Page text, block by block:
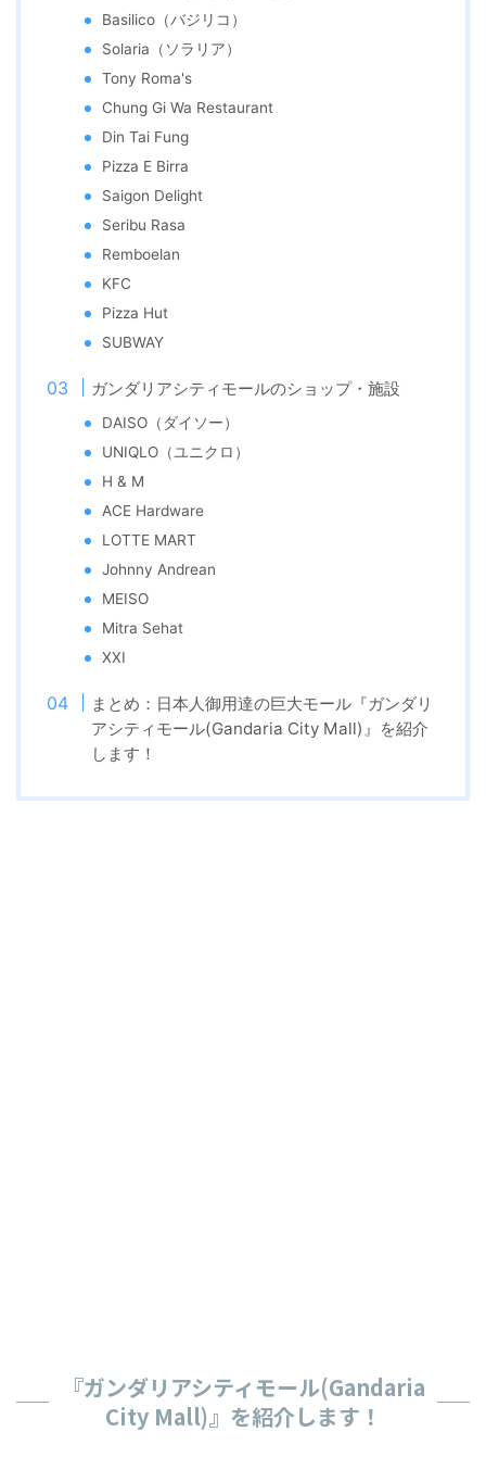
Basilico（バジリコ）
Solaria（ソラリア）
Tony Roma's
Chung Gi Wa Restaurant
Din Tai Fung
Pizza E Birra
Saigon Delight
Seribu Rasa
Remboelan
KFC
Pizza Hut
SUBWAY
ガンダリアシティモールのショップ・施設
DAISO（ダイソー）
UNIQLO（ユニクロ）
H & M
ACE Hardware
LOTTE MART
Johnny Andrean
MEISO
Mitra Sehat
XXI
まとめ：日本人御用達の巨大モール『ガンダリ
アシティモール(Gandaria City Mall)』を紹介
します！
『ガンダリアシティモール(Gandaria
City Mall)』を紹介します！